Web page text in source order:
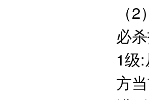
（
必
1级
方